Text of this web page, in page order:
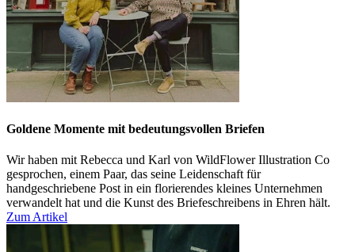
Goldene Momente mit bedeutungsvollen Briefen
Wir haben mit Rebecca und Karl von WildFlower Illustration Co
gesprochen, einem Paar, das seine Leidenschaft für
handgeschriebene Post in ein florierendes kleines Unternehmen
verwandelt hat und die Kunst des Briefeschreibens in Ehren hält.
Zum Artikel